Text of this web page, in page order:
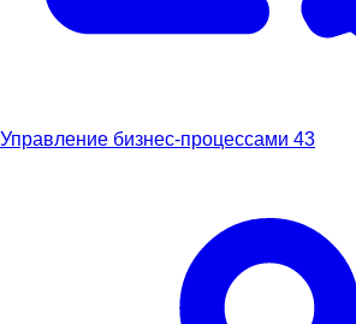
Управление бизнес-процессами 43